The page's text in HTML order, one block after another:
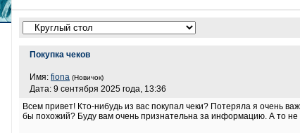
Покупка чеков
Имя: fiona (Новичок)
Дата: 9 сентября 2025 года, 13:36
Всем привет! Кто-нибудь из вас покупал чеки? Потеряла я очень
бы похожий? Буду вам очень признательна за информацию. А то не